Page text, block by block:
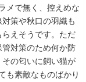
メで無く、控えめな
策や秋口の羽織も
えそうです。ただ
対策のため何か防
の匂いに飼い猫が
も素敵なものばかり